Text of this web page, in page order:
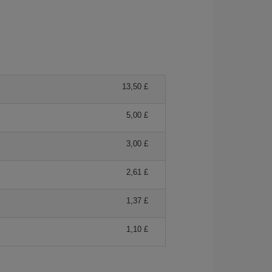
13,50 £
5,00 £
3,00 £
2,61 £
1,37 £
1,10 £